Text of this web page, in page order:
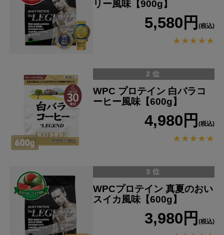
リー風味【900g】
5,580円 (税込)
2位
WPC プロテイン 白バラコ
ーヒー風味【600g】
4,980円 (税込)
3位
WPCプロテイン 真夏のおい
スイカ風味【600g】
3,980円 (税込)